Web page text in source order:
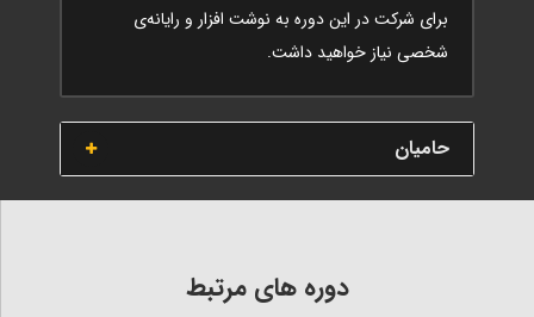
برای شرکت در این دوره به نوشت افزار و رایانه‌ی
شخصی نیاز خواهید داشت.
حامیان
دوره های مرتبط